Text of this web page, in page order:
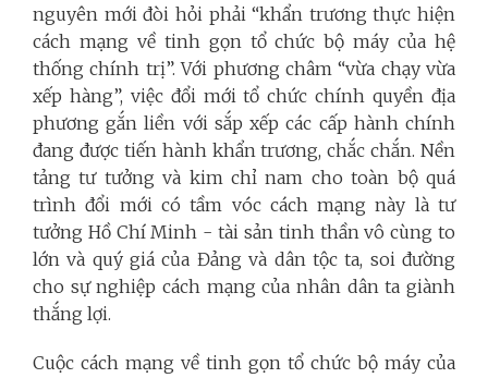
nguyên mới đòi hỏi phải “khẩn trương thực hiện
cách mạng về tinh gọn tổ chức bộ máy của hệ
thống chính trị”. Với phương châm “vừa chạy vừa
xếp hàng”, việc đổi mới tổ chức chính quyền địa
phương gắn liền với sắp xếp các cấp hành chính
đang được tiến hành khẩn trương, chắc chắn. Nền
tảng tư tưởng và kim chỉ nam cho toàn bộ quá
trình đổi mới có tầm vóc cách mạng này là tư
tưởng Hồ Chí Minh - tài sản tinh thần vô cùng to
lớn và quý giá của Đảng và dân tộc ta, soi đường
cho sự nghiệp cách mạng của nhân dân ta giành
thắng lợi.
Cuộc cách mạng về tinh gọn tổ chức bộ máy của